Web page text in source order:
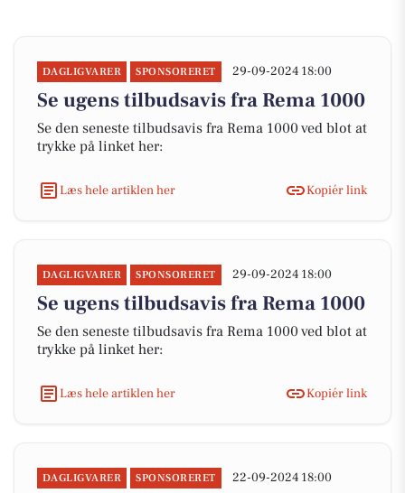
DAGLIGVARER SPONSORERET 29-09-2024 18:00
Se ugens tilbudsavis fra Rema 1000
Se den seneste tilbudsavis fra Rema 1000 ved blot at
trykke på linket her:
Læs hele artiklen her Kopiér link
DAGLIGVARER SPONSORERET 29-09-2024 18:00
Se ugens tilbudsavis fra Rema 1000
Se den seneste tilbudsavis fra Rema 1000 ved blot at
trykke på linket her:
Læs hele artiklen her Kopiér link
DAGLIGVARER SPONSORERET 22-09-2024 18:00